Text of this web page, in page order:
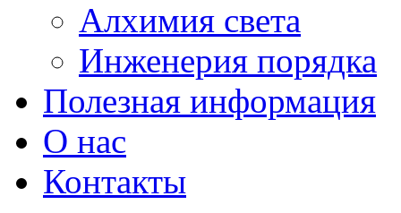
Алхимия света
Инженерия порядка
Полезная информация
О нас
Контакты